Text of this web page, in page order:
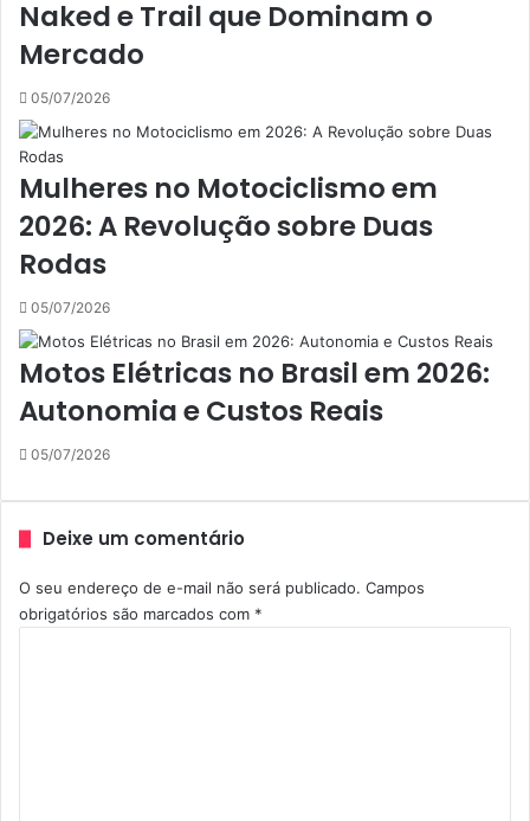
Naked e Trail que Dominam o
Mercado
05/07/2026
Mulheres no Motociclismo em
2026: A Revolução sobre Duas
Rodas
05/07/2026
Motos Elétricas no Brasil em 2026:
Autonomia e Custos Reais
05/07/2026
Deixe um comentário
O seu endereço de e-mail não será publicado. Campos
obrigatórios são marcados com *